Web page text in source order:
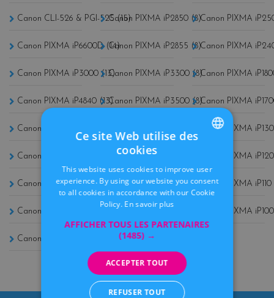
Canon CLI-526 & PGI-525 (15)
Canon PIXMA iP6600D (14)
Canon PIXMA iP3000 (13)
Canon PIXMA iP4840 (13)
Canon PIXMA IP4950 (13)
Canon PIXMA iP4850 (13)
Canon PIXMA iP4600 (12)
Canon Imageprograf Pro 1000 (12)
Canon PIXMA iP3600 (12)
Canon PIXMA iP2850 (8)
Canon PIXMA iP2855 (8)
Canon PIXMA iP3300 (8)
Canon PIXMA iP3500 (8)
Canon PIXMA iP2000 (6)
Canon PIXMA IP2702 (6)
Canon PIXMA iP2700 (6)
Canon PIXMA iP6210D (5)
Canon PIXMA
Canon PIXMA
Canon PIXMA
Canon PIXMA
Canon PIXMA
Canon PIXMA
Canon PIXMA
Canon PIXMA
Ce site Web utilise des
cookies
This website uses cookies to improve user
experience. By using our website you consent
to all cookies in accordance with our Cookie
Policy. En savoir plus
AFFICHER TOUS LES PARTENAIRES
(1485) →
ACCEPTER TOUT
REFUSER TOUT